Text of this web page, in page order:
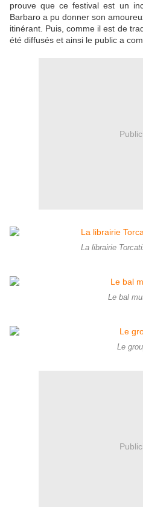
prouve que ce festival est un
Barbaro a pu donner son
itinérant. Puis, comme il est de
été diffusés et ainsi le public a
La librairie
Le bal
Le